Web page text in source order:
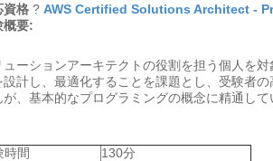
資格 ? AWS Certified Solutions Architect -
概要:
ューションアーキテクトの役割を担う個人を
設計し、最適化することを課題とし、受験者
が、基本的なプログラミングの概念に精通して
時間
130分